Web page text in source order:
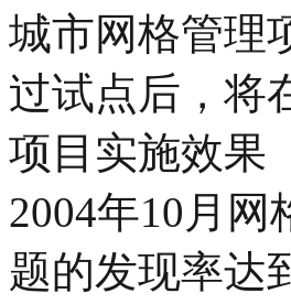
城市网格管理
过试点后，将
项目实施效果
2004年10月
题的发现率达